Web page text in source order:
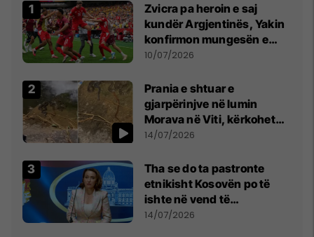
Zvicra pa heroin e saj
kundër Argjentinës, Yakin
konfirmon mungesën e
madhe
10/07/2026
Prania e shtuar e
gjarpërinjve në lumin
Morava në Viti, kërkohet
kujdes nga qytetarët
14/07/2026
Tha se do ta pastronte
etnikisht Kosovën po të
ishte në vend të
Millosheviqit, Lëvizja e
14/07/2026